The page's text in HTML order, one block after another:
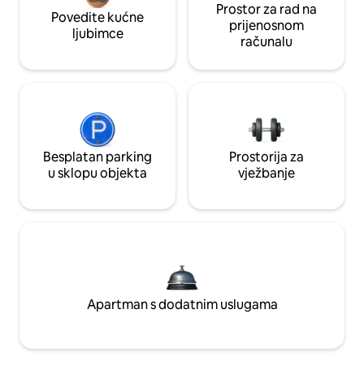
Povedite kućne
ljubimce
Prostor za rad na
prijenosnom
računalu
Besplatan parking
u sklopu objekta
Prostorija za
vježbanje
Apartman s dodatnim uslugama